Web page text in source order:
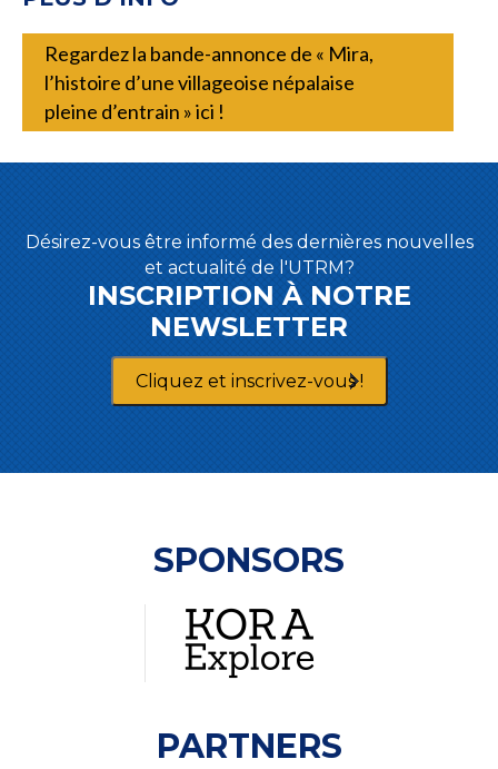
Regardez la bande-annonce de « Mira,
l’histoire d’une villageoise népalaise
pleine d’entrain » ici !
Désirez-vous être informé des dernières nouvelles
et actualité de l'UTRM?
INSCRIPTION À NOTRE
NEWSLETTER
Cliquez et inscrivez-vous !
SPONSORS
PARTNERS